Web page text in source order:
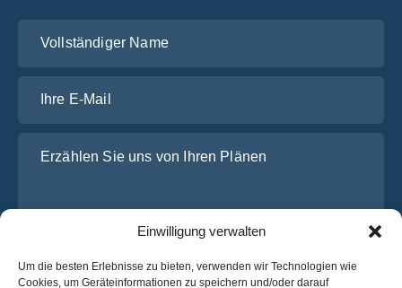
Einwilligung verwalten
Um die besten Erlebnisse zu bieten, verwenden wir Technologien wie
Cookies, um Geräteinformationen zu speichern und/oder darauf